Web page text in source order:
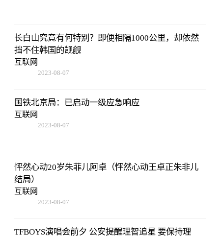
长白山究竟有何特别？即便相隔1000公里，却依然
挡不住韩国的觊觎
互联网
2023-08-07
国铁北京局：已启动一级应急响应
互联网
2023-08-07
怦然心动20岁朱菲儿阿卓（怦然心动王卓正朱非儿
结局）
互联网
2023-08-07
TFBOYS演唱会前夕 公安提醒理智追星 要保持理